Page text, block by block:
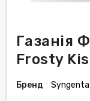
Газанія
Frosty
Бренд Syngenta